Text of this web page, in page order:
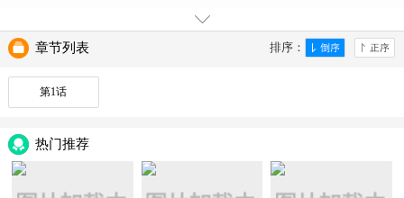
排序：
章节列表
第1话
热门推荐